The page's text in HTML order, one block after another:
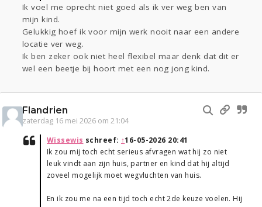
Ik voel me oprecht niet goed als ik ver weg ben van
mijn kind.
Gelukkig hoef ik voor mijn werk nooit naar een andere
locatie ver weg.
Ik ben zeker ook niet heel flexibel maar denk dat dit er
wel een beetje bij hoort met een nog jong kind.
Flandrien
zaterdag 16 mei 2026 om 21:04
Wissewis schreef: ↑16-05-2026 20:41
Ik zou mij toch echt serieus afvragen wat hij zo niet
leuk vindt aan zijn huis, partner en kind dat hij altijd
zoveel mogelijk moet wegvluchten van huis.
En ik zou me na een tijd toch echt 2de keuze voelen. Hij